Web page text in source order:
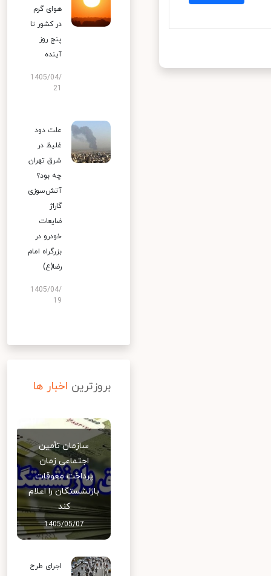
هوای گرم
در کشور تا
پنج روز
آینده
1405/04/
علت دود
غلیظ در
شرق تهران
چه بود؟
آتش‌سوزی
گاراژ
ضایعات
خودرو در
بزرگراه امام
رضا(ع)
1405/04/
19
بروزترین اخبار ها
سازمان تأمین
اجتماعی زمان
پرداخت معوقات
بازنشستگان را اعلام
کند
1405/05/07
اجرای طرح